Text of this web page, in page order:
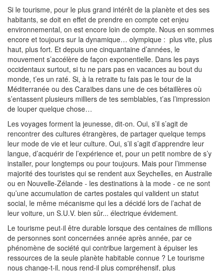
Si le tourisme, pour le plus grand intérêt de la planète et des ses
habitants, se doit en effet de prendre en compte cet enjeu
environnemental, on est encore loin de compte. Nous en sommes
encore et toujours sur la dynamique… olympique : plus vite, plus
haut, plus fort. Et depuis une cinquantaine d’années, le
mouvement s’accélère de façon exponentielle. Dans les pays
occidentaux surtout, si tu ne pars pas en vacances au bout du
monde, t’es un raté. Si, à la retraite tu fais pas le tour de la
Méditerranée ou des Caraïbes dans une de ces bétaillères où
s’entassent plusieurs milliers de tes semblables, t’as l’impression
de louper quelque chose…
Les voyages forment la jeunesse, dit-on. Oui, s’il s’agit de
rencontrer des cultures étrangères, de partager quelque temps
leur mode de vie et leur culture. Oui, s’il s’agit d’apprendre leur
langue, d’acquérir de l’expérience et, pour un petit nombre de s’y
installer, pour longtemps ou pour toujours. Mais pour l’immense
majorité des touristes qui se rendent aux Seychelles, en Australie
ou en Nouvelle-Zélande - les destinations à la mode - ce ne sont
qu’une accumulation de cartes postales qui valident un statut
social, le même mécanisme qui les a décidé lors de l’achat de
leur voiture, un S.U.V. bien sûr... électrique évidement.
Le tourisme peut-il être durable lorsque des centaines de millions
de personnes sont concernées année après année, par ce
phénomène de société qui contribue largement à épuiser les
ressources de la seule planète habitable connue ? Le tourisme
nous change-t-il, nous rend-il plus compréhensif, plus